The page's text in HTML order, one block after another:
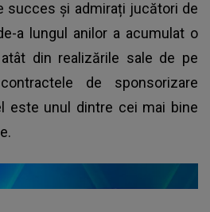
succes și admirați jucători de
a lungul anilor a acumulat o
din realizările sale de pe
de sponsorizare
este unul dintre cei mai bine